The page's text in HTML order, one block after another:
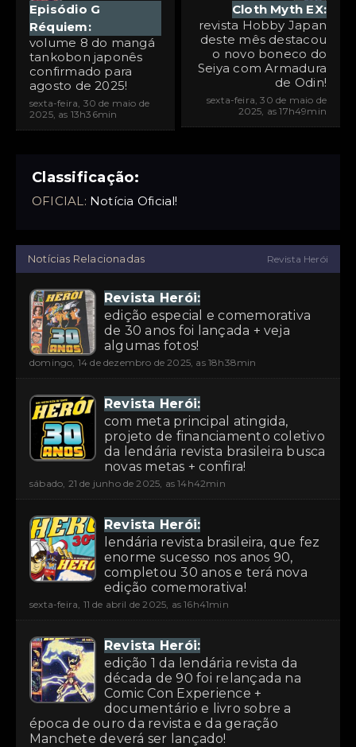
Episódio G
Réquiem:
volume 8 do mangá
tankobon japonês
confirmado para
agosto de 2025!
sexta-feira, 30 de maio de
2025, as 13h36min
Cloth Myth EX:
revista Hobby Japan
deste mês destacou
o novo boneco do
Seiya com Armadura
de Odin!
sexta-feira, 30 de maio de
2025, as 17h49min
Classificação:
OFICIAL: Notícia Oficial!
Notícias Relacionadas Revista Herói
Revista Herói:
edição especial e comemorativa
de 30 anos foi lançada + veja
algumas fotos!
domingo, 14 de dezembro de 2025, as 18h38min
Revista Herói:
com meta principal atingida,
projeto de financiamento coletivo
da lendária revista brasileira busca
novas metas + confira!
sábado, 21 de junho de 2025, as 14h42min
Revista Herói:
lendária revista brasileira, que fez
enorme sucesso nos anos 90,
completou 30 anos e terá nova
edição comemorativa!
sexta-feira, 11 de abril de 2025, as 16h41min
Revista Herói:
edição 1 da lendária revista da
década de 90 foi relançada na
Comic Con Experience +
documentário e livro sobre a
época de ouro da revista e da geração
Manchete deverá ser lançado!